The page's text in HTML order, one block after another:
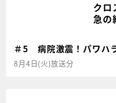
クロ
急の
＃5 病院激震！パワハ
8月4日(火)放送分